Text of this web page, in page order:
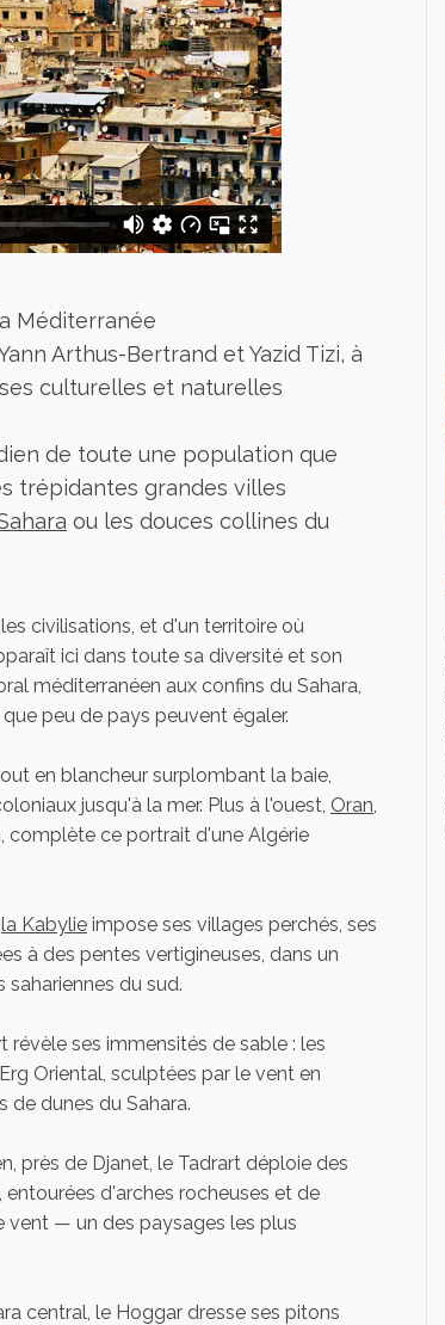
Méditerranée
Arthus-Bertrand et Yazid Tizi, à
culturelles et naturelles
de toute une population que
trépidantes grandes villes
ou les douces collines du
civilisations, et d'un territoire où
ici dans toute sa diversité et son
méditerranéen aux confins du Sahara,
peu de pays peuvent égaler.
en blancheur surplombant la baie,
jusqu'à la mer. Plus à l'ouest, Oran,
complète ce portrait d'une Algérie
la Kabylie impose ses villages perchés, ses
à des pentes vertigineuses, dans un
du sud.
révèle ses immensités de sable : les
Oriental, sculptées par le vent en
dunes du Sahara.
près de Djanet, le Tadrart déploie des
d'arches rocheuses et de
vent — un des paysages les plus
central, le Hoggar dresse ses pitons